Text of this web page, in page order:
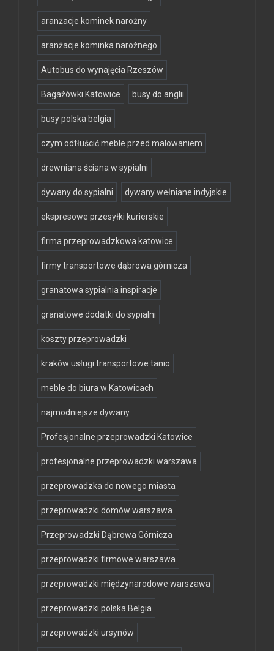
aranżacje kominek narożny
aranżacje kominka narożnego
Autobus do wynajęcia Rzeszów
Bagażówki Katowice busy do anglii
busy polska belgia
czym odtłuścić meble przed malowaniem
drewniana ściana w sypialni
dywany do sypialni dywany wełniane indyjskie
ekspresowe przesyłki kurierskie
firma przeprowadzkowa katowice
firmy transportowe dąbrowa górnicza
granatowa sypialnia inspiracje
granatowe dodatki do sypialni
koszty przeprowadzki
kraków usługi transportowe tanio
meble do biura w Katowicach
najmodniejsze dywany
Profesjonalne przeprowadzki Katowice
profesjonalne przeprowadzki warszawa
przeprowadzka do nowego miasta
przeprowadzki domów warszawa
Przeprowadzki Dąbrowa Górnicza
przeprowadzki firmowe warszawa
przeprowadzki międzynarodowe warszawa
przeprowadzki polska Belgia
przeprowadzki ursynów